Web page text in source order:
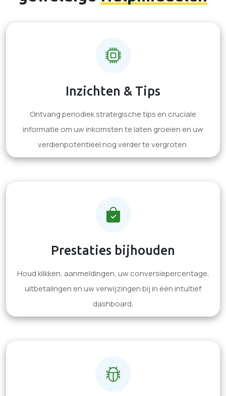
Inzichten & Tips
Ontvang periodiek strategische tips en cruciale
informatie om uw inkomsten te laten groeien en uw
verdienpotentieel nog verder te vergroten.
Prestaties bijhouden
Houd klikken, aanmeldingen, uw conversiepercentage,
uitbetalingen en uw verwijzingen bij in één intuïtief
dashboard.